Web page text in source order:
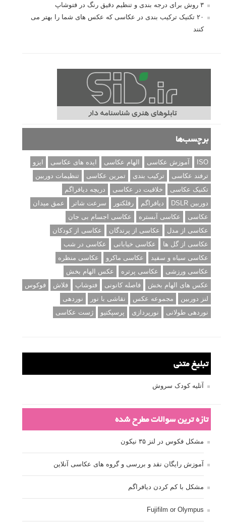
۳ روش برای درجه بندی و تنظیم دقیق رنگ در فتوشاپ
۲۰ تکنیک ترکیب بندی در عکاسی که عکس های شما را بهتر می
کنند
برچسب‌ها
ISO آموزش عکاسی الهام عکاسی ایده های عکاسی
ایزو
ترفند عکاسی
ترکیب بندی تمرین عکاسی
تنظیمات دوربین
تکنیک عکاسی
خلاقیت در عکاسی
دریچه دیافراگم
دوربین DSLR
دیافراگم رفلکتور سرعت شاتر
عمق میدان
عکاسی
عکاسی آبستره
عکاسی اجسام بی جان
عکاسی از مدل
عکاسی از پرندگان
عکاسی از کودکان
عکاسی از گل ها
عکاسی خیابانی
عکاسی در شب
عکاسی سیاه و سفید
عکاسی ماکرو
عکاسی منظره
عکاسی ورزشی
عکاسی پرتره
عکس الهام بخش
عکس های الهام بخش
فاصله کانونی فتوشاپ فلاش
فوکوس
لنز دوربین
مجموعه عکس نقاشی با نور
نوردهی
نوردهی طولانی
نورپردازی پرسپکتیو ژست عکاسی
تبلیغ متنی
آتلیه کودک سروش
تازه ترین سوالات مطرح شده
مشکل فکوس در لنز ۳۵ نیکون
آموزش رایگان نقد و بررسی و گروه های عکاسی آنلاین
مشکل با کم کردن دیافراگم
Fujifilm or Olympus